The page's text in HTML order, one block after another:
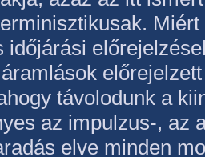
időjárási
távolodunk a
az impulzus-, az
elve minden